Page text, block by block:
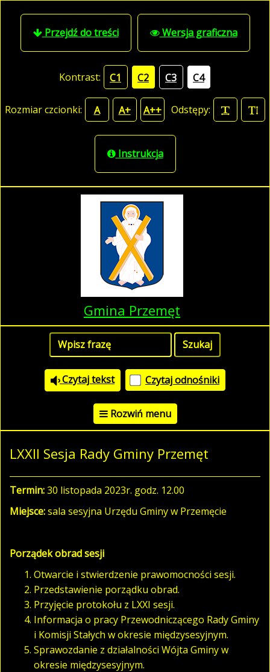
Przejdź do treści Wersja graficzna
Kontrast: C1 C2 C3 C4
Rozmiar czcionki: A A+ A++ Odstępy:
Instrukcja
Gmina Przemęt
Czytaj tekst Czytaj odnośniki
Rozwiń menu
LXXII Sesja Rady Gminy Przemęt
Termin:30 listopada 2023r. godz. 12.00
Miejsce:sala sesyjna Urzędu Gminy w Przemęcie
Porządek obrad sesji
Otwarcie i stwierdzenie prawomocności sesji.
Przedstawienie porządku obrad.
Przyjęcie protokołu z LXXI sesji.
Informacja o pracy Przewodniczącego Rady Gminy
i Komisji Stałych w okresie międzysesyjnym.
Sprawozdanie z działalności Wójta Gminy w
okresie międzysesyjnym.